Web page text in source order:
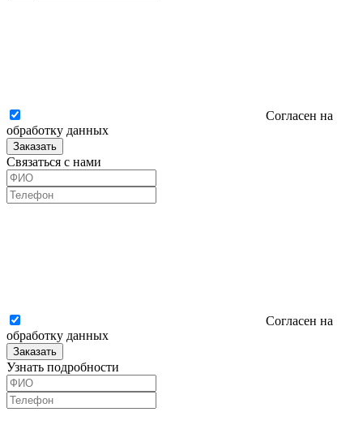
Согласен на
обработку данных
Заказать
Связаться с нами
Согласен на
обработку данных
Заказать
Узнать подробности